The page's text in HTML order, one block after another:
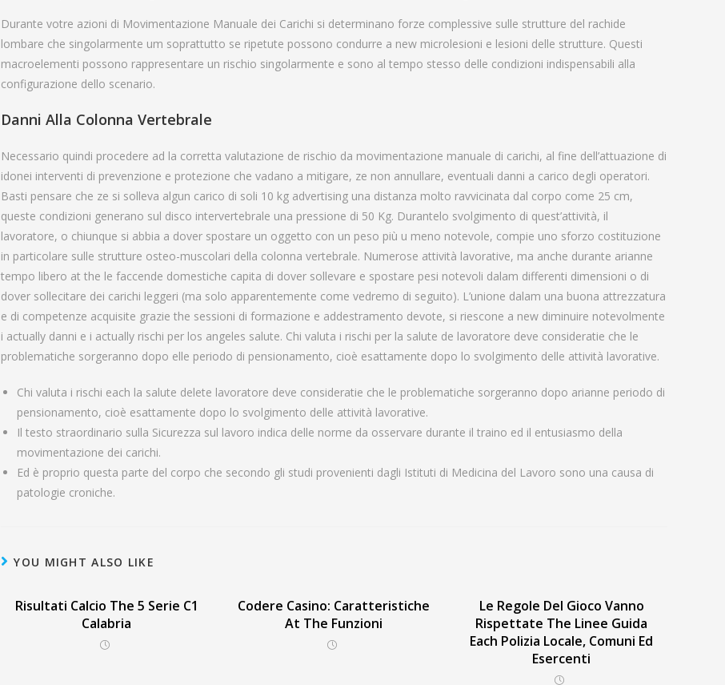
Durante votre azioni di Movimentazione Manuale dei Carichi si determinano forze complessive sulle strutture del rachide
lombare che singolarmente um soprattutto se ripetute possono condurre a new microlesioni e lesioni delle strutture. Questi
macroelementi possono rappresentare un rischio singolarmente e sono al tempo stesso delle condizioni indispensabili alla
configurazione dello scenario.
Danni Alla Colonna Vertebrale
Necessario quindi procedere ad la corretta valutazione de rischio da movimentazione manuale di carichi, al fine dell’attuazione di
idonei interventi di prevenzione e protezione che vadano a mitigare, ze non annullare, eventuali danni a carico degli operatori.
Basti pensare che ze si solleva algun carico di soli 10 kg advertising una distanza molto ravvicinata dal corpo come 25 cm,
queste condizioni generano sul disco intervertebrale una pressione di 50 Kg. Durantelo svolgimento di quest’attività, il
lavoratore, o chiunque si abbia a dover spostare un oggetto con un peso più u meno notevole, compie uno sforzo costituzione
in particolare sulle strutture osteo-muscolari della colonna vertebrale. Numerose attività lavorative, ma anche durante arianne
tempo libero at the le faccende domestiche capita di dover sollevare e spostare pesi notevoli dalam differenti dimensioni o di
dover sollecitare dei carichi leggeri (ma solo apparentemente come vedremo di seguito). L’unione dalam una buona attrezzatura
e di competenze acquisite grazie the sessioni di formazione e addestramento devote, si riescone a new diminuire notevolmente
i actually danni e i actually rischi per los angeles salute. Chi valuta i rischi per la salute de lavoratore deve consideratie che le
problematiche sorgeranno dopo elle periodo di pensionamento, cioè esattamente dopo lo svolgimento delle attività lavorative.
Chi valuta i rischi each la salute delete lavoratore deve consideratie che le problematiche sorgeranno dopo arianne periodo di
pensionamento, cioè esattamente dopo lo svolgimento delle attività lavorative.
Il testo straordinario sulla Sicurezza sul lavoro indica delle norme da osservare durante il traino ed il entusiasmo della
movimentazione dei carichi.
Ed è proprio questa parte del corpo che secondo gli studi provenienti dagli Istituti di Medicina del Lavoro sono una causa di
patologie croniche.
YOU MIGHT ALSO LIKE
Risultati Calcio The 5 Serie C1
Calabria
Codere Casino: Caratteristiche
At The Funzioni
Le Regole Del Gioco Vanno
Rispettate The Linee Guida
Each Polizia Locale, Comuni Ed
Esercenti